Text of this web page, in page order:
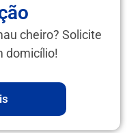
cheiro? Solicite
domicílio!